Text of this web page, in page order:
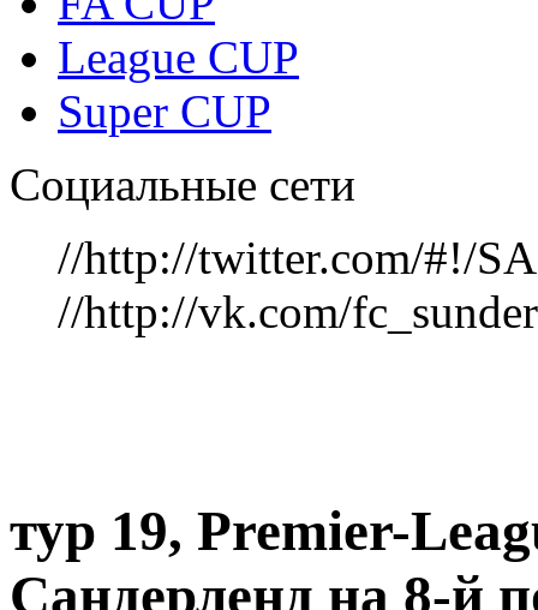
League CUP
Super CUP
Социальные сети
//http://twitter.com/#!/
//http://vk.com/
тур 19, Рremier-
Сандерленд на 8-й